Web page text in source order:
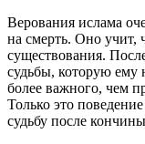
Верования ислама
на смерть. Оно учит,
существования.
судьбы, которую ему
более важного, чем
Только это
судьбу после